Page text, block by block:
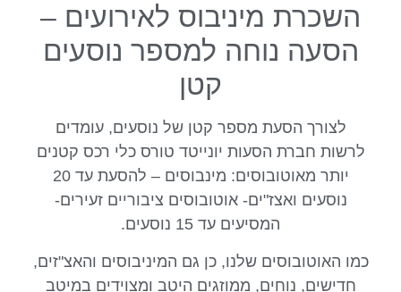
השכרת מיניבוס לאירועים –
הסעה נוחה למספר נוסעים
קטן
לצורך הסעת מספר קטן של נוסעים, עומדים
לרשות חברת הסעות יונייטד טורס כלי רכס קטנים
יותר מאוטובוסים: מינבוסים – להסעת עד 20
נוסעים ואצז"ים- אוטובוסים ציבוריים זעירים-
המסיעים עד 15 נוסעים.
כמו האוטובוסים שלנו, כן גם המיניבוסים והאצ"זים,
חדישים, נוחים, ממוזגים היטב ומצוידים במיטב